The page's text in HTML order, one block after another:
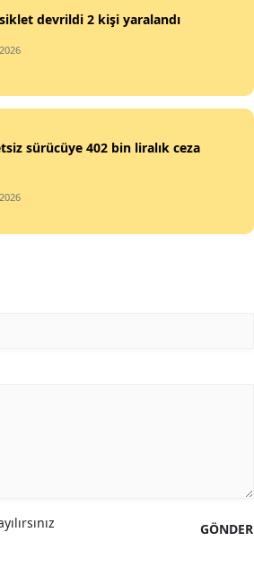
devrildi 2 kişi yaralandı
sürücüye 402 bin liralık ceza
GÖNDER